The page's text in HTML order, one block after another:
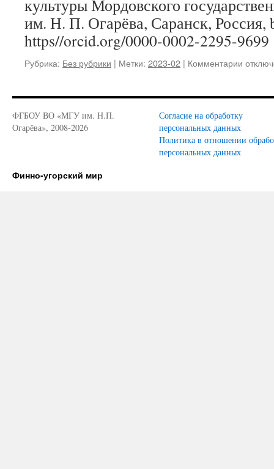
Н.
Л.
культуры Мордовского
им. Н. П. Огарёва, Саранск, Россия,
https//orcid.org/0000-0002-2295-9699
Рубрика: Без рубрики | Метки: 2023-02 | Комментарии к
Г.
книг
ФГБОУ ВО «МГУ им. Н.П.
Огарёва», 2008-2026
Согласие на обработку
персональных данных
Политика в отношении
персональных данных
Финно-угорский мир